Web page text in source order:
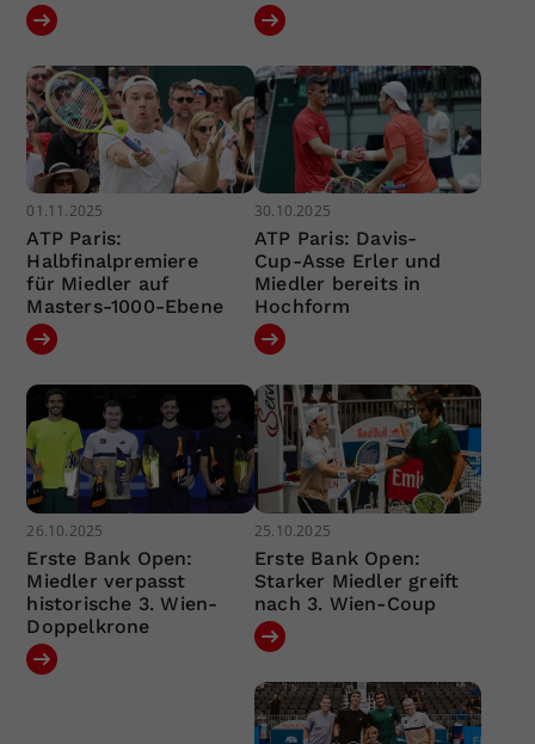
01.11.2025
ATP Paris:
Halbfinalpremiere
für Miedler auf
Masters-1000-Ebene
30.10.2025
ATP Paris: Davis-
Cup-Asse Erler und
Miedler bereits in
Hochform
26.10.2025
Erste Bank Open:
Miedler verpasst
historische 3. Wien-
Doppelkrone
25.10.2025
Erste Bank Open:
Starker Miedler greift
nach 3. Wien-Coup